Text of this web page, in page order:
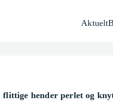
Aktuelt
hender perlet og